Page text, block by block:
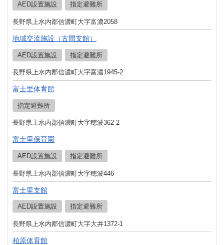
AED設置施設 指定避難所
長野県上水内郡信濃町大字富濃2058
地域交流施設（古間支館）
AED設置施設 指定避難所
長野県上水内郡信濃町大字富濃1945-2
富士里体育館
指定避難所
長野県上水内郡信濃町大字穂波362-2
富士里保育園
AED設置施設 指定避難所
長野県上水内郡信濃町大字穂波446
富士里支館
AED設置施設 指定避難所
長野県上水内郡信濃町大字大井1372-1
柏原体育館